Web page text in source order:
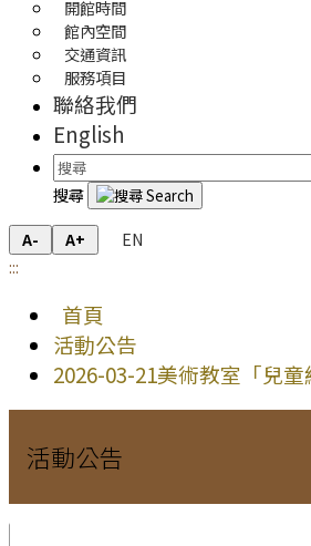
開館時間
館內空間
交通資訊
服務項目
聯絡我們
English
搜尋
A- A+
EN
:::
首頁
活動公告
2026-03-21美術教室「兒童
活動公告